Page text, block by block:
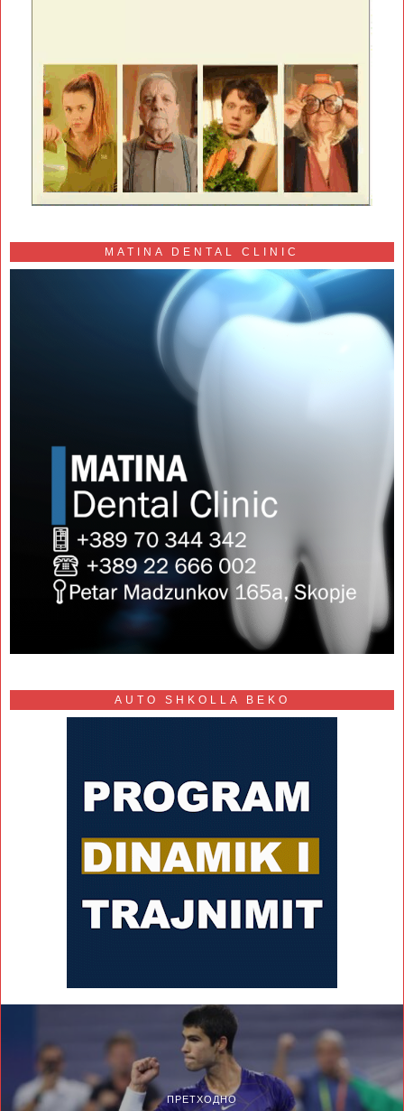
MATINA DENTAL CLINIC
AUTO SHKOLLA BEKO
ПРЕТХОДНО